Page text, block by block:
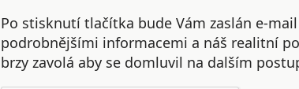
Po stisknutí tlačítka bude Vám zaslán e-
podrobnějšími informacemi a náš realitní
brzy zavolá aby se domluvil na dalším